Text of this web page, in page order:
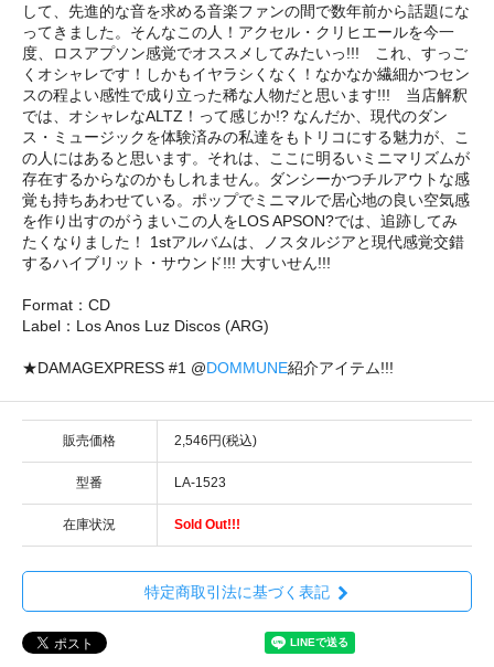
して、先進的な音を求める音楽ファンの間で数年前から話題にな
ってきました。そんなこの人！アクセル・クリヒエールを今一
度、ロスアプソン感覚でオススメしてみたいっ!!! これ、すっご
くオシャレです！しかもイヤラシくなく！なかなか繊細かつセン
スの程よい感性で成り立った稀な人物だと思います!!! 当店解釈
では、オシャレなALTZ！って感じか!? なんだか、現代のダン
ス・ミュージックを体験済みの私達をもトリコにする魅力が、こ
の人にはあると思います。それは、ここに明るいミニマリズムが
存在するからなのかもしれません。ダンシーかつチルアウトな感
覚も持ちあわせている。ポップでミニマルで居心地の良い空気感
を作り出すのがうまいこの人をLOS APSON?では、追跡してみ
たくなりました！ 1stアルバムは、ノスタルジアと現代感覚交錯
するハイブリット・サウンド!!! 大すいせん!!!
Format：CD
Label：Los Anos Luz Discos (ARG)
★DAMAGEXPRESS #1 @DOMMUNE紹介アイテム!!!
販売価格 2,546円(税込)
型番 LA-1523
在庫状況 Sold Out!!!
特定商取引法に基づく表記